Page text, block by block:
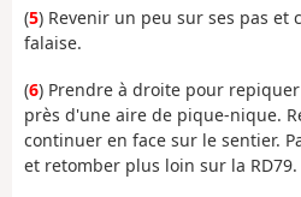
(5) Revenir un peu sur ses pas et
falaise.
(6) Prendre à droite pour
près d'une aire de pique-nique.
continuer en face sur le sentier.
et retomber plus loin sur la RD79.